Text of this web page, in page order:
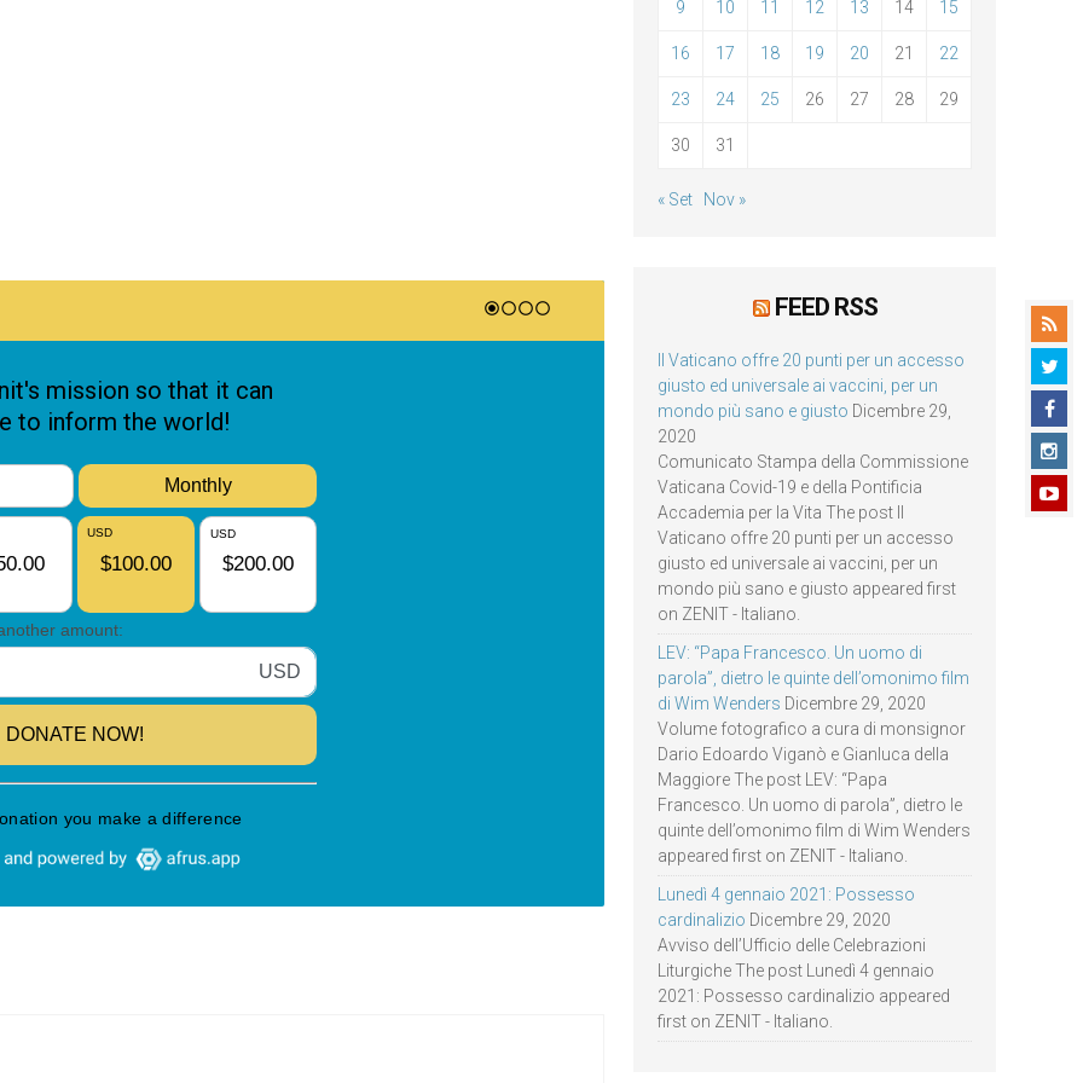
9 10 11 12 13 14 15
16 17 18 19 20 21 22
23 24 25 26 27 28 29
30 31
« Set Nov »
FEED RSS
Il Vaticano offre 20 punti per un accesso
giusto ed universale ai vaccini, per un
mondo più sano e giusto Dicembre 29,
2020
Comunicato Stampa della Commissione
Vaticana Covid-19 e della Pontificia
Accademia per la Vita The post Il
Vaticano offre 20 punti per un accesso
giusto ed universale ai vaccini, per un
mondo più sano e giusto appeared first
on ZENIT - Italiano.
LEV: “Papa Francesco. Un uomo di
parola”, dietro le quinte dell’omonimo film
di Wim Wenders Dicembre 29, 2020
Volume fotografico a cura di monsignor
Dario Edoardo Viganò e Gianluca della
Maggiore The post LEV: “Papa
Francesco. Un uomo di parola”, dietro le
quinte dell’omonimo film di Wim Wenders
appeared first on ZENIT - Italiano.
Lunedì 4 gennaio 2021: Possesso
cardinalizio Dicembre 29, 2020
Avviso dell’Ufficio delle Celebrazioni
Liturgiche The post Lunedì 4 gennaio
2021: Possesso cardinalizio appeared
first on ZENIT - Italiano.